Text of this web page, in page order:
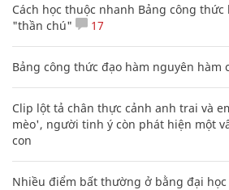
Cách học thuộc nhanh Bảng công
"thần chú"
17
Bảng công thức đạo hàm nguyên hàm
Clip lột tả chân thực cảnh anh trai và
mèo', người tinh ý còn phát hiện một
con
Nhiều điểm bất thường ở bằng đại học